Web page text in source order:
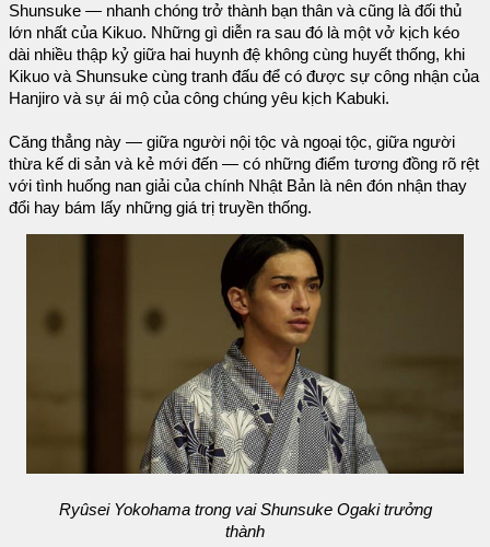
Shunsuke — nhanh chóng trở thành bạn thân và cũng là đối thủ
lớn nhất của Kikuo. Những gì diễn ra sau đó là một vở kịch kéo
dài nhiều thập kỷ giữa hai huynh đệ không cùng huyết thống, khi
Kikuo và Shunsuke cùng tranh đấu để có được sự công nhận của
Hanjiro và sự ái mộ của công chúng yêu kịch Kabuki.
Căng thẳng này — giữa người nội tộc và ngoại tộc, giữa người
thừa kế di sản và kẻ mới đến — có những điểm tương đồng rõ rệt
với tình huống nan giải của chính Nhật Bản là nên đón nhận thay
đổi hay bám lấy những giá trị truyền thống.
Ryûsei Yokohama trong vai Shunsuke Ogaki trưởng
thành